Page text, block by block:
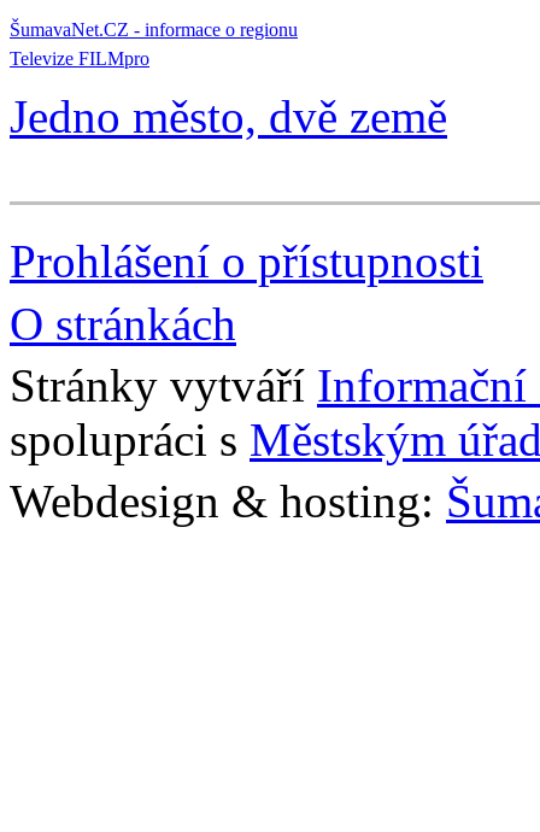
ŠumavaNet.CZ - informace o regionu
Televize FILMpro
Jedno město, dvě země
Prohlášení o přístupnosti
O stránkách
Stránky vytváří Informační
spolupráci s Městským
Webdesign & hosting: